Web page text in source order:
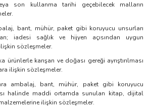
son kullanma tarihi geçebilecek malların
bant, mühür, paket gibi koruyucu unsurları
iadesi sağlık ve hijyen açısından uygun
sözleşmeler.
karışan ve doğası gereği ayrıştırılması
ilişkin sözleşmeler.
ambalaj, bant, mühür, paket gibi koruyucu
halinde maddi ortamda sunulan kitap, dijital
ilişkin sözleşmeler.